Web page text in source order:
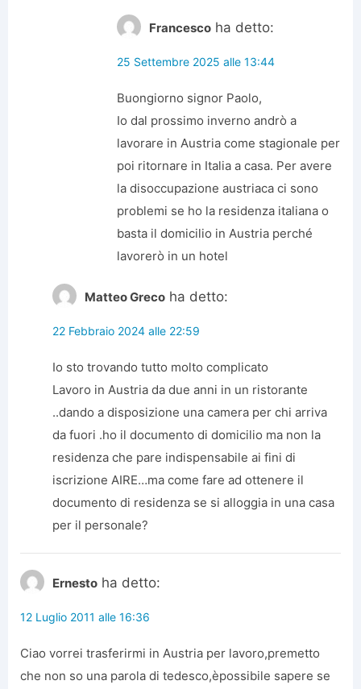
Francesco ha detto:
25 Settembre 2025 alle 13:44
Buongiorno signor Paolo,
Io dal prossimo inverno andrò a
lavorare in Austria come stagionale per
poi ritornare in Italia a casa. Per avere
la disoccupazione austriaca ci sono
problemi se ho la residenza italiana o
basta il domicilio in Austria perché
lavorerò in un hotel
Matteo Greco ha detto:
22 Febbraio 2024 alle 22:59
Io sto trovando tutto molto complicato
Lavoro in Austria da due anni in un ristorante
..dando a disposizione una camera per chi arriva
da fuori .ho il documento di domicilio ma non la
residenza che pare indispensabile ai fini di
iscrizione AIRE…ma come fare ad ottenere il
documento di residenza se si alloggia in una casa
per il personale?
Ernesto ha detto:
12 Luglio 2011 alle 16:36
Ciao vorrei trasferirmi in Austria per lavoro,premetto
che non so una parola di tedesco,èpossibile sapere se